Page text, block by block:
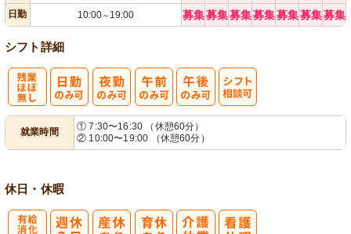
日勤 10:00～ 19:00 募集募集募集募集募集募集募集
シフト詳細
就業時間
① 7:30〜16:30 （休憩60分）
② 10:00〜19:00 （休憩60分）
休日・休暇